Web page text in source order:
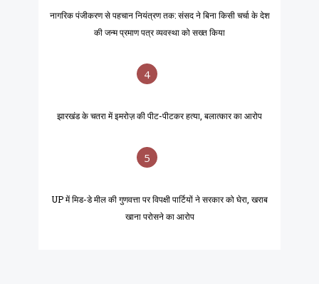
नागरिक पंजीकरण से पहचान नियंत्रण तक: संसद ने बिना किसी चर्चा के देश
की जन्म प्रमाण पत्र व्यवस्था को सख्त किया
4
झारखंड के चतरा में इमरोज़ की पीट-पीटकर हत्या, बलात्कार का आरोप
5
UP में मिड-डे मील की गुणवत्ता पर विपक्षी पार्टियों ने सरकार को घेरा, खराब
खाना परोसने का आरोप